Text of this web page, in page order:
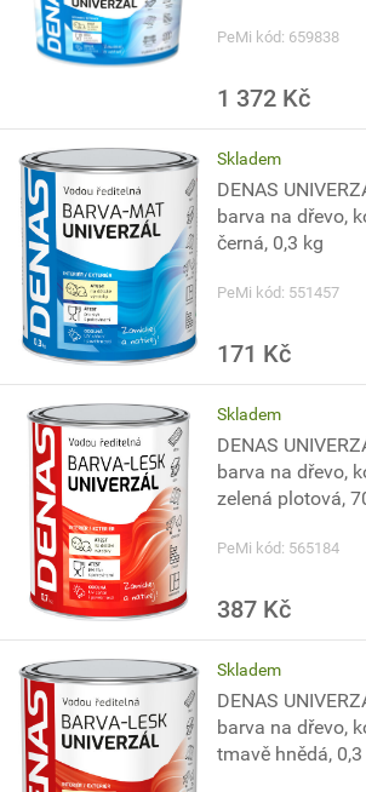
PeMi kód: 659838
1 372 Kč
Skladem
DENAS
barva na dřevo,
černá, 0,3 kg
PeMi kód: 551457
171 Kč
Skladem
DENAS
barva na dřevo,
zelená plotová,
PeMi kód: 565184
387 Kč
Skladem
DENAS
barva na dřevo,
tmavě hnědá, 0,3